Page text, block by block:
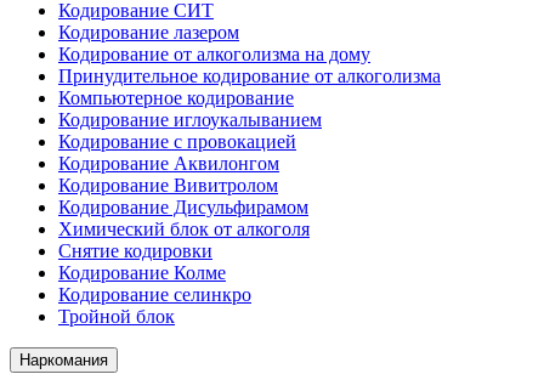
Кодирование СИТ
Кодирование лазером
Кодирование от алкоголизма на дому
Принудительное кодирование от алкоголизма
Компьютерное кодирование
Кодирование иглоукалыванием
Кодирование с провокацией
Кодирование Аквилонгом
Кодирование Вивитролом
Кодирование Дисульфирамом
Химический блок от алкоголя
Снятие кодировки
Кодирование Колме
Кодирование селинкро
Тройной блок
Наркомания